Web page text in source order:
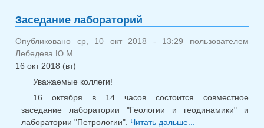
Заседание лабораторий
Опубликовано ср, 10 окт 2018 - 13:29 пользователем
Лебедева Ю.М.
16 окт 2018 (вт)
Уважаемые коллеги!
16 октября в 14 часов состоится совместное
заседание лаборатории "Геологии и геодинамики" и
лаборатории "Петрологии". Читать дальше...